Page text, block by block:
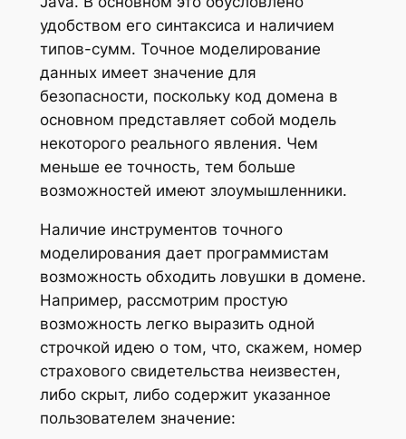
удобством его синтаксиса и наличием
типов-сумм. Точное моделирование
данных имеет значение для
безопасности, поскольку код домена в
основном представляет собой модель
некоторого реального явления. Чем
меньше ее точность, тем больше
возможностей имеют злоумышленники.
Наличие инструментов точного
моделирования дает программистам
возможность обходить ловушки в домене.
Например, рассмотрим простую
возможность легко выразить одной
строчкой идею о том, что, скажем, номер
страхового свидетельства неизвестен,
либо скрыт, либо содержит указанное
пользователем значение: